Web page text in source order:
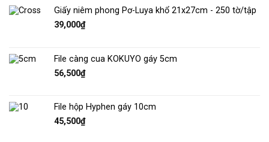
Giấy niêm phong Pơ-Luya khổ 21x27cm - 250 tờ/tập
39,000₫
File càng cua KOKUYO gáy 5cm
56,500₫
File hộp Hyphen gáy 10cm
45,500₫